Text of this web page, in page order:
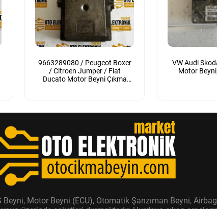
9663289080 / Peugeot Boxer
/ Citroen Jumper / Fiat
Ducato Motor Beyni Çıkma
VW Audi
Motor
Motor Beyni (ECU), Otomatik Şanzıman Beyni,